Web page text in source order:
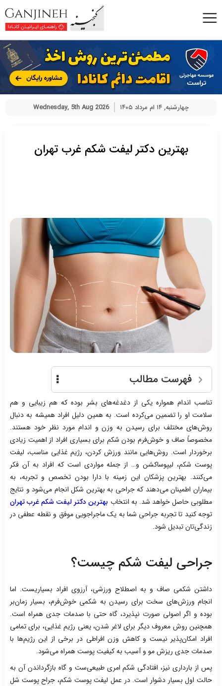
چهارشنبه, ۱۴ ام مرداد ۱۴۰۵ Wednesday, 5th Aug 2026
بهترین دکتر لیفت شکم غرب تهران
فهرست مطالب
تناسب اندام همواره یکی از دغدغه‌های بشر بوده که هم زیبایی و هم
سلامت او را تضمین می‌کرده است. به همین دلیل افراد همیشه به دنبال
روش‌های مختلف برای رسیدن به وزن و اندام مورد نظر خود هستند.
مخصوصاً صاف و خوش‌فرم بودن شکم برای بسیاری افراد از اهمیت زیادی
برخوردار است. روش‌هایی مانند ورزش کردن، رژیم غذایی مناسب، لیفت
پوست شکم، لیپوساکشن و… از جمله مواردی است که افراد به آن فکر
می‌کنند. بهترین پزشکان این زمینه با دارا بودن تخصص و تجربه، به
بیماران اطمینان می‌دهند که جراحی به بهترین شکل انجام می‌شود و نتایج
مطلوبی حاصل خواهد شد. به انتخاب بهترین دکتر لیفت شکم غرب تهران
توجه کنید تا تجربه جراحی شما به یک ماجراجویی موفق و نقطه عطفی در
زندگی‌تان تبدیل شود.
جراحی لیفت شکم چیست؟
داشتن شکمی صاف و به اصطلاح ورزشی، آرزوی افراد بسیاریست. اما
انجام ورزش‌های سخت برای رسیدن به شکمی خوش‌فرم، بسیار زمان‌بر
بوده و اگر اصولی صورت نپذیرد، گاه حتی با صدمات جدی همراه است.
همچنین روش معروف دیگر برای لاغر شدن، یعنی رژیم غذایی، برای تمامی
افراد امکان‌پذیر نیست و کاهش وزن افراطی در برخی از این رژیم‌ها با
صدمات جدی ریزش مو و آسیب به کیفیت پوست همراه می‌شود.
پس از بارداری نیز، افتادگی شکم امری طبیعی‌ست و گاه بازگرداندن آن به
حالت اول بسیار دشوار است. در عمل لیفت پوست شکم، جراح پوست شل